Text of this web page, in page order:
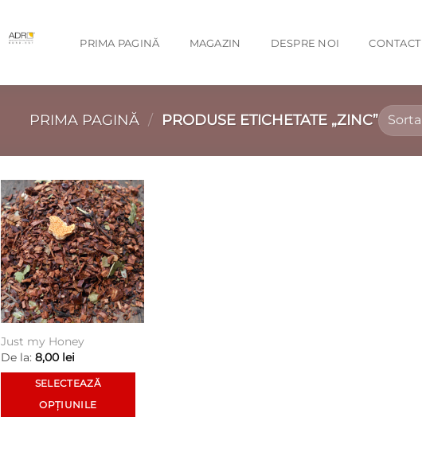
PRIMA PAGINĂ MAGAZIN DESPRE NOI CONTACT
PRIMA PAGINĂ / PRODUSE ETICHETATE „ZINC”
Add to
wishlist
Just my Honey
De la: 8,00 lei
SELECTEAZĂ
OPȚIUNILE